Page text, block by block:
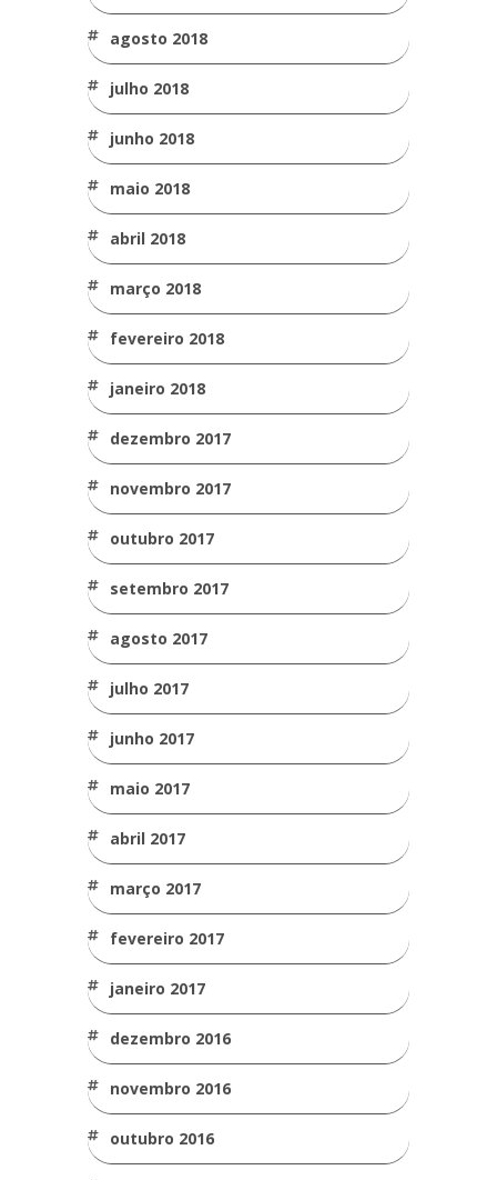
agosto 2018
julho 2018
junho 2018
maio 2018
abril 2018
março 2018
fevereiro 2018
janeiro 2018
dezembro 2017
novembro 2017
outubro 2017
setembro 2017
agosto 2017
julho 2017
junho 2017
maio 2017
abril 2017
março 2017
fevereiro 2017
janeiro 2017
dezembro 2016
novembro 2016
outubro 2016